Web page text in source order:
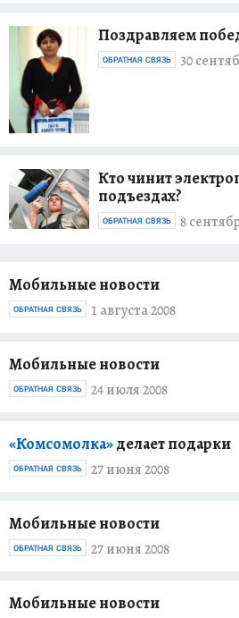
Поздравляем
30
ОБРАТНАЯ СВЯЗЬ
Кто чинит
подъездах?
8
ОБРАТНАЯ СВЯЗЬ
Мобильные новости
1 августа 2008
ОБРАТНАЯ СВЯЗЬ
Мобильные новости
24 июля 2008
ОБРАТНАЯ СВЯЗЬ
«Комсомолка»делает подарки
27 июня 2008
ОБРАТНАЯ СВЯЗЬ
Мобильные новости
27 июня 2008
ОБРАТНАЯ СВЯЗЬ
Мобильные новости